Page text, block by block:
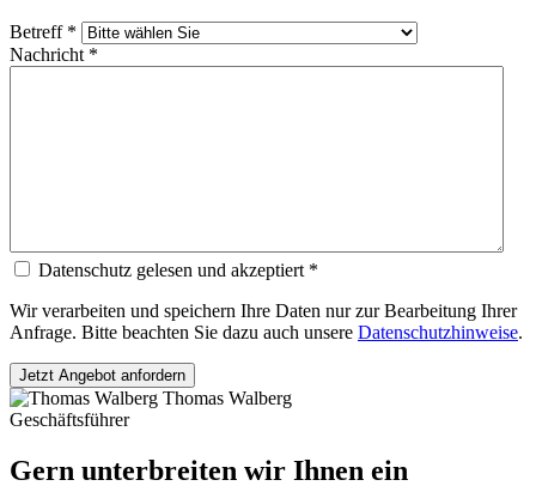
Betreff *
Nachricht *
Datenschutz gelesen und akzeptiert *
Wir verarbeiten und speichern Ihre Daten nur zur Bearbeitung Ihrer
Anfrage. Bitte beachten Sie dazu auch unsere Datenschutzhinweise.
Thomas Walberg
Geschäftsführer
Gern unterbreiten wir Ihnen ein